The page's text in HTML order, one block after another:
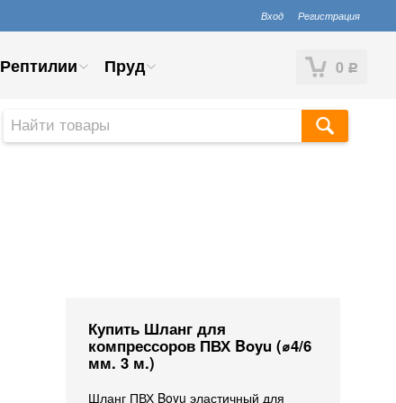
Вход Регистрация
0 Р
Рептилии Пруд
Купить Шланг для
компрессоров ПВХ Boyu (⌀4/6
мм. 3 м.)
Шланг ПВХ Boyu эластичный для